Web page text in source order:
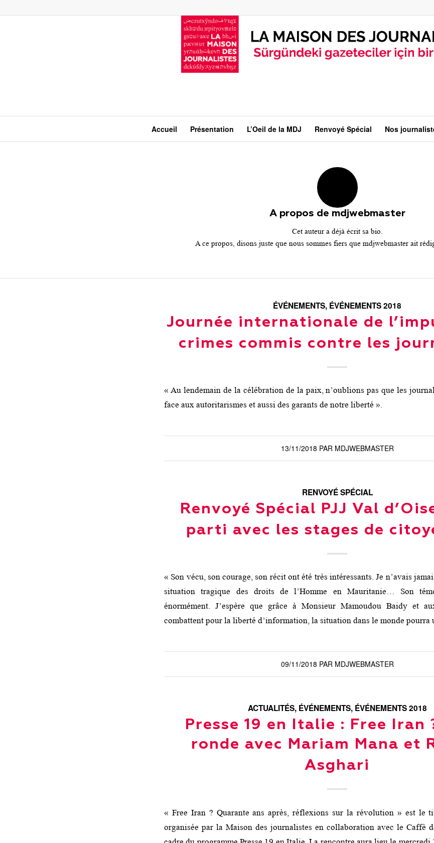
Accueil Présentation L’Oeil de la MDJ Renvoyé Spécial Nos
A propos de mdjwebmaster
Cet auteur a déjà écrit sa bio.
A ce propos, disons juste que nous sommes fiers que mdjwebmasterait
ÉVÉNEMENTS, ÉVÉNEMENTS 2018
Journée internationale de
crimes commis contre les
« Au lendemain de la célébration de la paix, n’oublions pas que les
face aux autoritarismes et aussi des garants de notre liberté ».
13/11/2018 PAR MDJWEBMASTER
RENVOYÉ SPÉCIAL
Renvoyé Spécial PJJ Val
parti avec les stages de
« Son vécu, son courage, son récit ont été très intéressants. Je n’avais
situation tragique des droits de l’Homme en Mauritanie… Son
énormément. J’espère que grâce à Monsieur Mamoudou Baidy et
combattent pour la liberté d’information, la situation dans le monde
09/11/2018 PAR MDJWEBMASTER
ACTUALITÉS, ÉVÉNEMENTS, ÉVÉNEMENTS 2018
Presse 19 en Italie : Free Iran
ronde avec Mariam Mana et
Asghari
« Free Iran ? Quarante ans après, réflexions sur la révolution » est le
organisée par la Maison des journalistes en collaboration avec le Caffè